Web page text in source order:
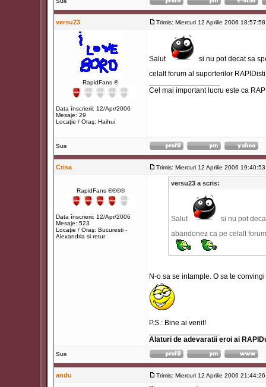
versu23 Trimis: Miercuri 12 Aprilie 2006 18:57:58
RapidFans ®
Data înscrierii: 12/Apr/2006
Mesaje: 29
Locaţie / Oraş: Haihui
Salut
si nu pot decat sa
celalt forum al suporterilor
Cel mai important lucru este ca
Sus
Crisa Trimis: Miercuri 12 Aprilie 2006 19:40:53
RapidFans ®®®®
Data înscrierii: 12/Apr/2006
Mesaje: 523
Locaţie / Oraş: Bucuresti -
Alexandria si retur
versu23 a scris:
Salut
si nu pot
abandonez ca pe celalt
N-o sa se intample. O sa te
P.S.: Bine ai venit!
Alaturi de adevaratii eroi ai
Sus
andu Trimis: Miercuri 12 Aprilie 2006 21:44:26